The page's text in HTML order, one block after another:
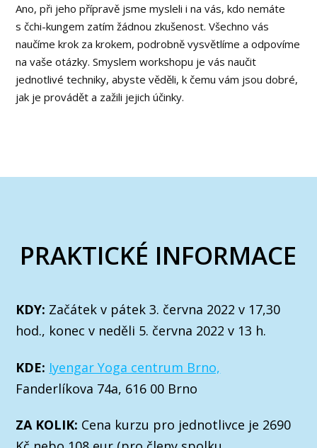
Ano, při jeho přípravě jsme mysleli i na vás, kdo nemáte
s čchi-kungem zatím žádnou zkušenost. Všechno vás
naučíme krok za krokem, podrobně vysvětlíme a odpovíme
na vaše otázky. Smyslem workshopu je vás naučit
jednotlivé techniky, abyste věděli, k čemu vám jsou dobré,
jak je provádět a zažili jejich účinky.
PRAKTICKÉ INFORMACE
KDY: Začátek v pátek 3. června 2022 v 17,30
hod., konec v neděli 5. června 2022 v 13 h.
KDE: Iyengar Yoga centrum Brno,
Fanderlíkova 74a, 616 00 Brno
ZA KOLIK: Cena kurzu pro jednotlivce je 2690